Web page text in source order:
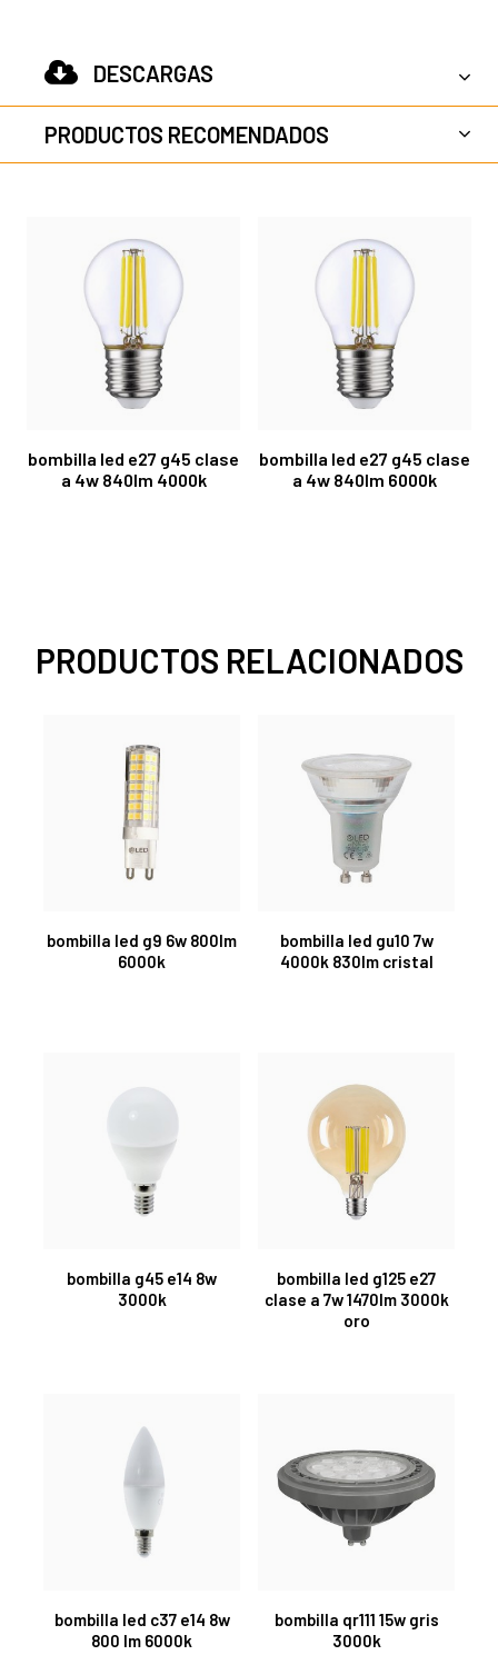
DESCARGAS
PRODUCTOS RECOMENDADOS
bombilla led e27 g45 clase
a 4w 840lm 4000k
bombilla led e27 g45 clase
a 4w 840lm 6000k
PRODUCTOS RELACIONADOS
bombilla led g9 6w 800lm
6000k
bombilla led gu10 7w
4000k 830lm cristal
bombilla g45 e14 8w
3000k
bombilla led g125 e27
clase a 7w 1470lm 3000k
oro
bombilla led c37 e14 8w
800 lm 6000k
bombilla qr111 15w gris
3000k